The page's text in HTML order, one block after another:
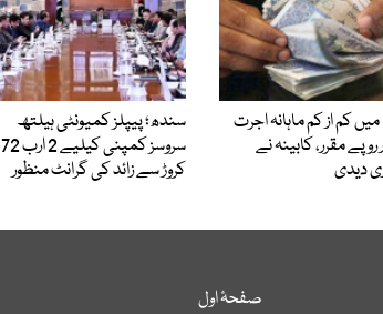
کم از کم ماہانہ اجرت
روپے مقرر، کابینہ نے
دیدی
سندھ؛ پیپلز کمیونٹی ہیلتھ
سروسز کمپنی کیلیے 2 ارب 72
کروڑ سے زائد کی گرانٹ منظور
صفحۂ اول